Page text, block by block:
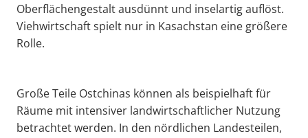
Oberflächengestalt ausdünnt und inselartig auflöst.
Viehwirtschaft spielt nur in Kasachstan eine größere
Rolle.
Große Teile Ostchinas können als beispielhaft für
Räume mit intensiver landwirtschaftlicher Nutzung
betrachtet werden. In den nördlichen Landesteilen,